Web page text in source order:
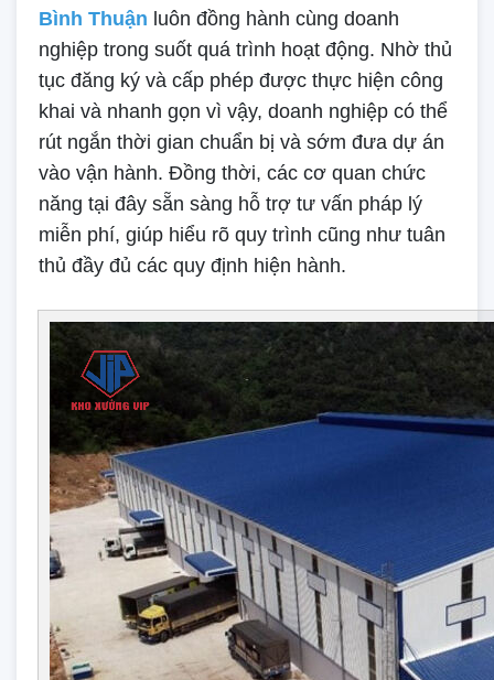
Bình Thuận luôn đồng hành cùng doanh
nghiệp trong suốt quá trình hoạt động. Nhờ thủ
tục đăng ký và cấp phép được thực hiện công
khai và nhanh gọn vì vậy, doanh nghiệp có thể
rút ngắn thời gian chuẩn bị và sớm đưa dự án
vào vận hành. Đồng thời, các cơ quan chức
năng tại đây sẵn sàng hỗ trợ tư vấn pháp lý
miễn phí, giúp hiểu rõ quy trình cũng như tuân
thủ đầy đủ các quy định hiện hành.